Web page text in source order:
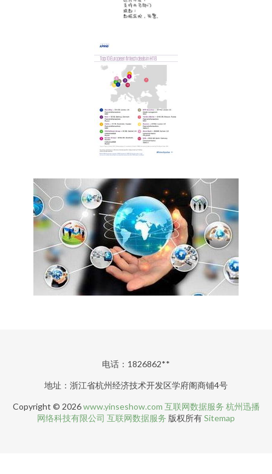
电话：1826862**
地址：浙江省杭州经济技术开发区学府阁商铺4号
Copyright © 2026www.yinseshow.com 互联网数据服务 杭州迅播
网络科技有限公司 互联网数据服务 版权所有Sitemap